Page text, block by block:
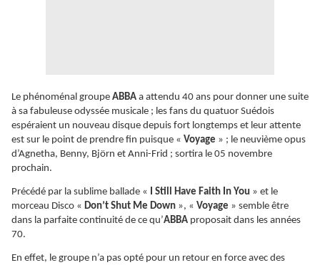
Le phénoménal groupe ABBA a attendu 40 ans pour donner une suite
à sa fabuleuse odyssée musicale ; les fans du quatuor Suédois
espéraient un nouveau disque depuis fort longtemps et leur attente
est sur le point de prendre fin puisque « Voyage » ; le neuvième opus
d’Agnetha, Benny, Björn et Anni-Frid ; sortira le 05 novembre
prochain.
Précédé par la sublime ballade « I Still Have Faith In You » et le
morceau Disco « Don’t Shut Me Down », « Voyage » semble être
dans la parfaite continuité de ce qu’ABBA proposait dans les années
70.
En effet, le groupe n’a pas opté pour un retour en force avec des